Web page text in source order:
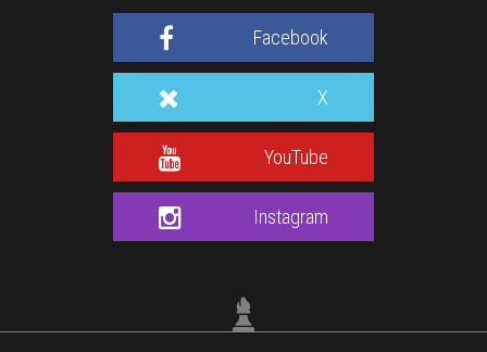
Facebook
X
YouTube
Instagram